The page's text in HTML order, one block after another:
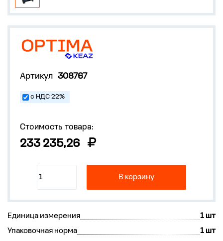
Артикул 308767
с НДС 22%
Стоимость товара:
233 235,26
В корзину
Единица измерения
1 шт
Упаковочная норма
1 шт